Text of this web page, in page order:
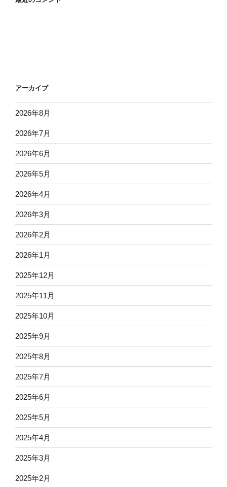
アーカイブ
2026年8月
2026年7月
2026年6月
2026年5月
2026年4月
2026年3月
2026年2月
2026年1月
2025年12月
2025年11月
2025年10月
2025年9月
2025年8月
2025年7月
2025年6月
2025年5月
2025年4月
2025年3月
2025年2月